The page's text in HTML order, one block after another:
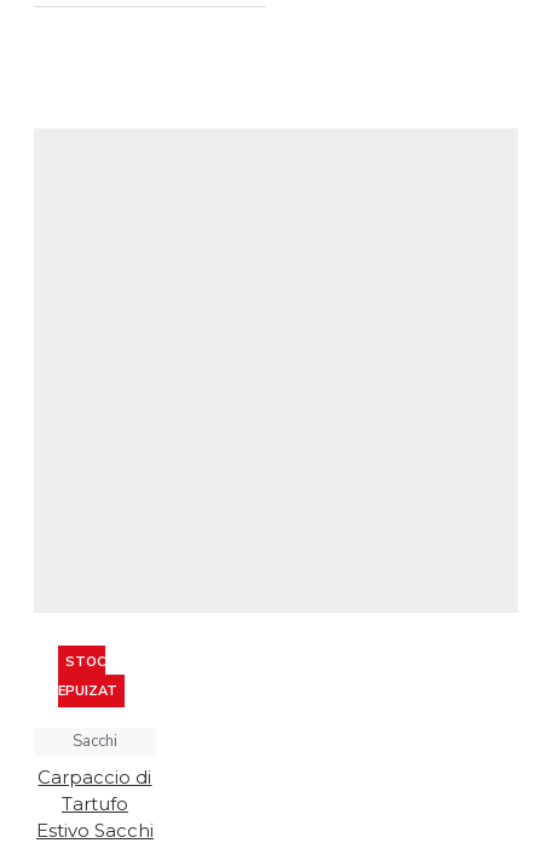
STOC
EPUIZAT
Sacchi
Carpaccio di
Tartufo
Estivo Sacchi